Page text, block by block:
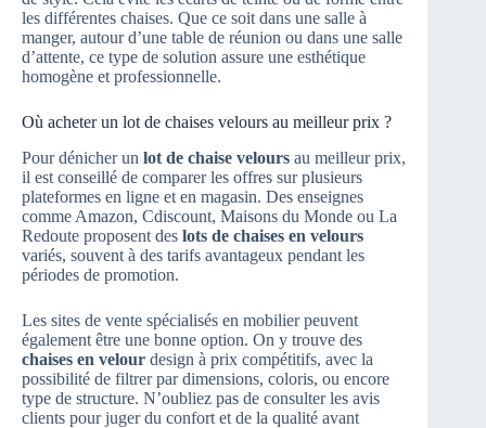
les différentes chaises. Que ce soit dans une salle à
manger, autour d’une table de réunion ou dans une salle
d’attente, ce type de solution assure une esthétique
homogène et professionnelle.
Où acheter un lot de chaises velours au meilleur prix ?
Pour dénicher un lot de chaise velours au meilleur prix,
il est conseillé de comparer les offres sur plusieurs
plateformes en ligne et en magasin. Des enseignes
comme Amazon, Cdiscount, Maisons du Monde ou La
Redoute proposent des lots de chaises en velours
variés, souvent à des tarifs avantageux pendant les
périodes de promotion.
Les sites de vente spécialisés en mobilier peuvent
également être une bonne option. On y trouve des
chaises en velour design à prix compétitifs, avec la
possibilité de filtrer par dimensions, coloris, ou encore
type de structure. N’oubliez pas de consulter les avis
clients pour juger du confort et de la qualité avant